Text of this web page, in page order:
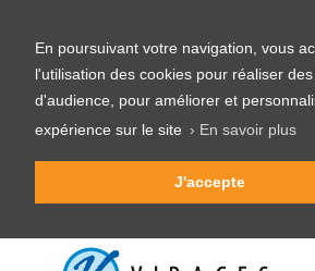
En poursuivant votre navigation, vous
l'utilisation des cookies pour réaliser
d'audience, pour améliorer et
expérience sur le site › En savoir plus
J'accepte